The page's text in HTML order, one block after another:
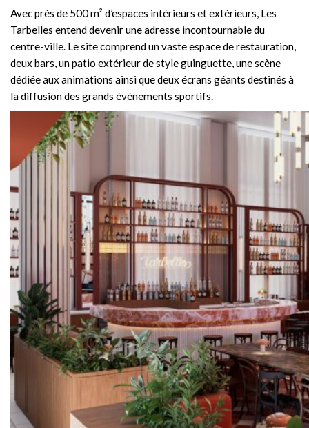
Avec près de 500 m² d’espaces intérieurs et extérieurs, Les
Tarbelles entend devenir une adresse incontournable du
centre-ville. Le site comprend un vaste espace de restauration,
deux bars, un patio extérieur de style guinguette, une scène
dédiée aux animations ainsi que deux écrans géants destinés à
la diffusion des grands événements sportifs.